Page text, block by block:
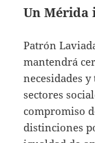
Un Mérida
Patrón
mantendrá
necesidades
sectores
compromiso
distinciones